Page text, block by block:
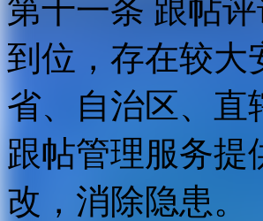
第十一条 跟帖
到位，存在较大
省、自治区、直
跟帖管理服务提
改，消除隐患。